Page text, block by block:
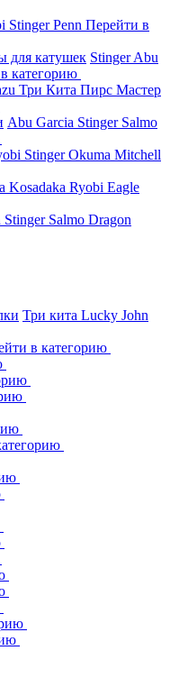
StingerPenn Перейти в
для катушек StingerAbu
категорию
Три Кита Пирс Мастер
Abu Garcia Stinger Salmo
StingerOkuma Mitchell
Kosadaka Ryobi Eagle
Stinger Salmo Dragon
Три кита Lucky John
в категорию